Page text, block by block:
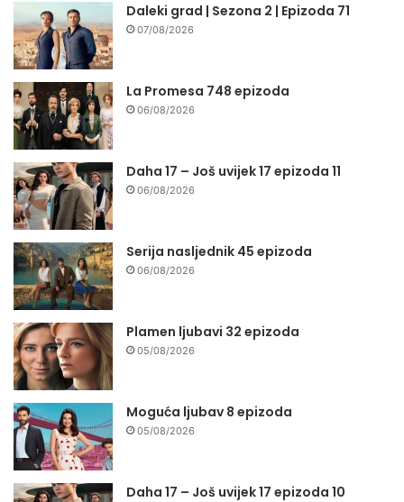
Daleki grad | Sezona 2 | Epizoda 71
07/08/2026
La Promesa 748 epizoda
06/08/2026
Daha 17 – Još uvijek 17 epizoda 11
06/08/2026
Serija nasljednik 45 epizoda
06/08/2026
Plamen ljubavi 32 epizoda
05/08/2026
Moguća ljubav 8 epizoda
05/08/2026
Daha 17 – Još uvijek 17 epizoda 10